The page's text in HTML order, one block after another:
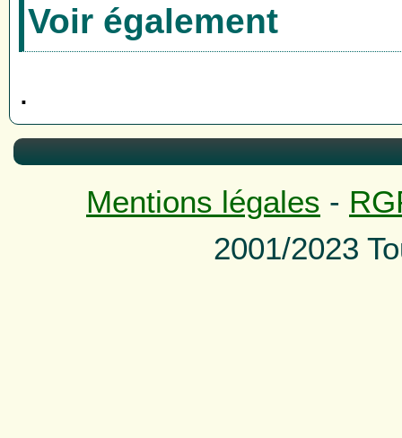
Voir également
.
Mentions légales -
2001/2023